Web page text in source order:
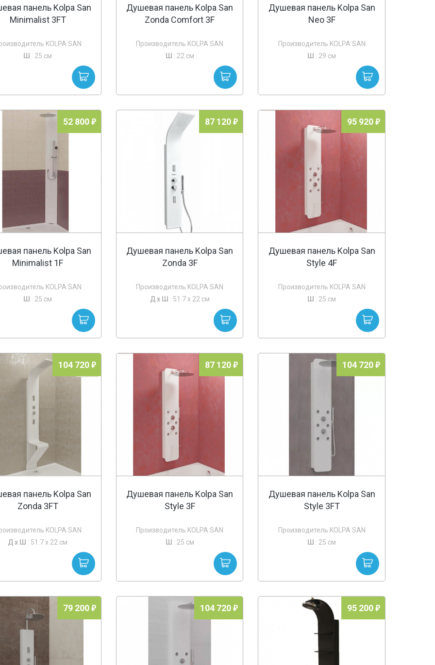
панель Kolpa San
Minimalist 3FT
KOLPA SAN
Ш : 25 см
Душевая панель Kolpa San
Zonda Comfort 3F
Производитель KOLPA SAN
Ш : 22 см
Душевая панель Kolpa San
Neo 3F
Производитель KOLPA SAN
Ш : 29 см
52 800
панель Kolpa San
Minimalist 1F
KOLPA SAN
Ш : 25 см
87 120
Душевая панель Kolpa San
Zonda 3F
Производитель KOLPA SAN
Д х Ш : 51.7 x 22 см
95 920
Душевая панель Kolpa San
Style 4F
Производитель KOLPA SAN
Ш : 25 см
104 720
панель Kolpa San
Zonda 3FT
KOLPA SAN
Д х Ш : 51.7 x 22 см
87 120
Душевая панель Kolpa San
Style 3F
Производитель KOLPA SAN
Ш : 25 см
104 720
Душевая панель Kolpa San
Style 3FT
Производитель KOLPA SAN
Ш : 25 см
79 200 104 720 95 200